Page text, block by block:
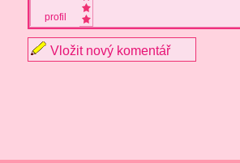
profil
Vložit nový komentář